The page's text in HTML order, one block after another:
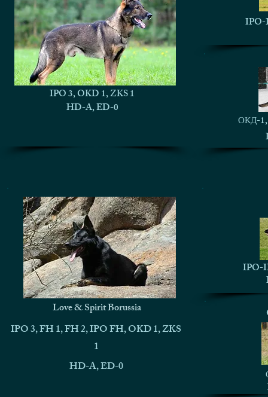
IPO 3, OKD 1, ZKS 1
HD-A, ED-0
ОКД-1,
Love & Spirit Borussia
IPO 3, FH 1, FH 2, IPO FH, OKD 1, ZKS
1
HD-A, ED-0
IPO-